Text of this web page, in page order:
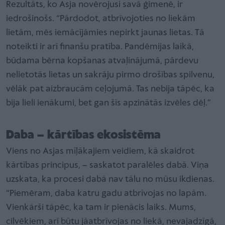
Rezultāts, ko Asja novērojusi savā ģimenē, ir
iedrošinošs. “Pārdodot, atbrīvojoties no liekām
lietām, mēs iemācījāmies nepirkt jaunas lietas. Tā
noteikti ir arī finanšu pratība. Pandēmijas laikā,
būdama bērna kopšanas atvaļinājumā, pārdevu
nelietotās lietas un sakrāju pirmo drošības spilvenu,
vēlāk pat aizbraucām ceļojumā. Tas nebija tāpēc, ka
bija lieli ienākumi, bet gan šīs apzinātās izvēles dēļ.”
Daba – kārtības ekosistēma
Viens no Asjas mīļākajiem veidiem, kā skaidrot
kārtības principus, – saskatot paralēles dabā. Viņa
uzskata, ka procesi dabā nav tālu no mūsu ikdienas.
“Piemēram, daba katru gadu atbrīvojas no lapām.
Vienkārši tāpēc, ka tam ir pienācis laiks. Mums,
cilvēkiem, arī būtu jāatbrīvojas no liekā, nevajadzīgā,